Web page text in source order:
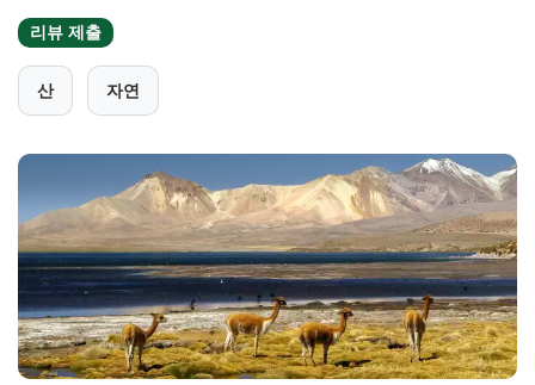
리뷰 제출
산 자연